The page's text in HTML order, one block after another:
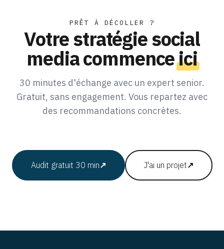
PRÊT À DÉCOLLER ?
Votre stratégie social
media commenceici
30 minutes d'échange avec un expert senior.
Gratuit, sans engagement. Vous repartez avec
des recommandations concrètes.
Audit gratuit 30 min↗ J'ai un projet↗